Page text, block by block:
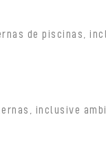
de piscinas,
inclusive